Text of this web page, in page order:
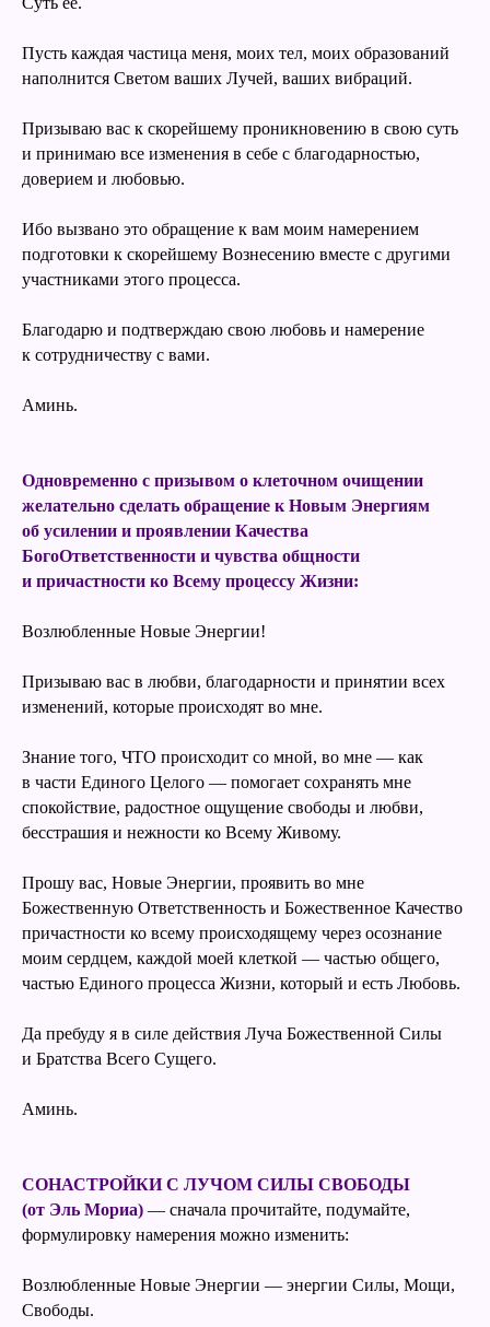
Пусть каждая частица меня, моих тел, моих образований
наполнится Светом ваших Лучей, ваших вибраций.
Призываю вас к скорейшему проникновению в свою суть
и принимаю все изменения в себе с благодарностью,
доверием и любовью.
Ибо вызвано это обращение к вам моим намерением
подготовки к скорейшему Вознесению вместе с другими
участниками этого процесса.
Благодарю и подтверждаю свою любовь и намерение
к сотрудничеству с вами.
Аминь.
Oдновременно с призывом о клеточном очищении
желательно сделать обращение к Новым Энергиям
об усилении и проявлении Качества
БогоОтветственности и чувства общности
и причастности ко Всему процессу Жизни:
Возлюбленные Новые Энергии!
Призываю вас в любви, благодарности и принятии всех
изменений, которые происходят во мне.
Знание того, ЧТО происходит со мной, во мне — как
в части Единого Целого — помогает сохранять мне
спокойствие, радостное ощущение свободы и любви,
бесстрашия и нежности ко Всему Живому.
Прошу вас, Новые Энергии, проявить во мне
Божественную Ответственность и Божественное Качество
причастности ко всему происходящему через осознание
моим сердцем, каждой моей клеткой — частью общего,
частью Единого процесса Жизни, который и есть Любовь.
Да пребуду я в силе действия Луча Божественной Силы
и Братства Всего Сущего.
Аминь.
СОНАСТРОЙКИ С ЛУЧОМ СИЛЫ СВОБОДЫ
(от Эль Мориа) — сначала прочитайте, подумайте,
формулировку намерения можно изменить:
Возлюбленные Новые Энергии — энергии Силы, Мощи,
Свободы.